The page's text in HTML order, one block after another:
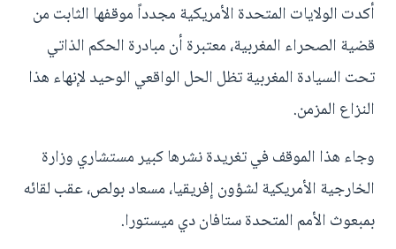
أكدت الولايات المتحدة الأمريكية مجدداً موقفها الثابت من
قضية الصحراء المغربية، معتبرة أن مبادرة الحكم الذاتي
تحت السيادة المغربية تظل الحل الواقعي الوحيد لإنهاء هذا
النزاع المزمن.
وجاء هذا الموقف في تغريدة نشرها كبير مستشاري وزارة
الخارجية الأمريكية لشؤون إفريقيا، مسعاد بولص، عقب لقائه
بمبعوث الأمم المتحدة ستافان دي ميستورا.